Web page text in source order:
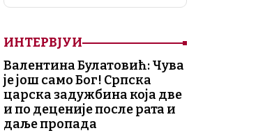
ИНТЕРВЈУИ
Валентина Булатовић: Чува
је још само Бог! Српска
царска задужбина која две
и по деценије после рата и
даље пропада